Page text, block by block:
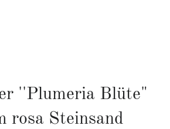
''Plumeria Blüte"
rosa Steinsand